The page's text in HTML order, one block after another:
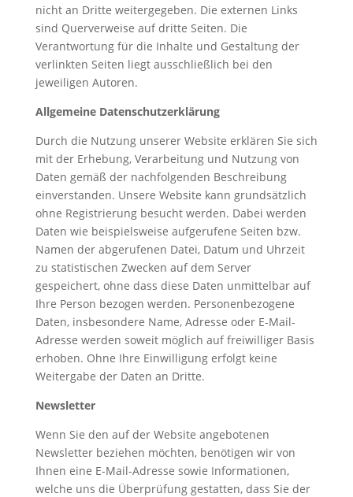
nicht an Dritte weitergegeben. Die externen Links
sind Querverweise auf dritte Seiten. Die
Verantwortung für die Inhalte und Gestaltung der
verlinkten Seiten liegt ausschließlich bei den
jeweiligen Autoren.
Allgemeine Datenschutzerklärung
Durch die Nutzung unserer Website erklären Sie sich
mit der Erhebung, Verarbeitung und Nutzung von
Daten gemäß der nachfolgenden Beschreibung
einverstanden. Unsere Website kann grundsätzlich
ohne Registrierung besucht werden. Dabei werden
Daten wie beispielsweise aufgerufene Seiten bzw.
Namen der abgerufenen Datei, Datum und Uhrzeit
zu statistischen Zwecken auf dem Server
gespeichert, ohne dass diese Daten unmittelbar auf
Ihre Person bezogen werden. Personenbezogene
Daten, insbesondere Name, Adresse oder E-Mail-
Adresse werden soweit möglich auf freiwilliger Basis
erhoben. Ohne Ihre Einwilligung erfolgt keine
Weitergabe der Daten an Dritte.
Newsletter
Wenn Sie den auf der Website angebotenen
Newsletter beziehen möchten, benötigen wir von
Ihnen eine E-Mail-Adresse sowie Informationen,
welche uns die Überprüfung gestatten, dass Sie der